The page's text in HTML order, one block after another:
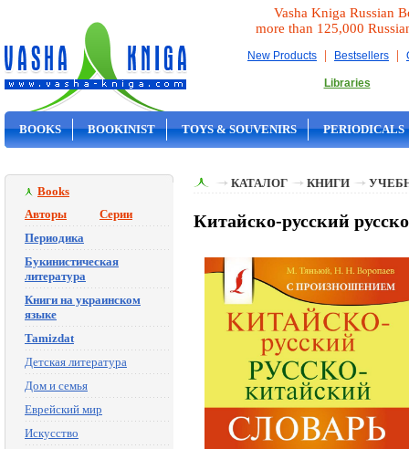
Vasha Kniga Russian
more than 125,000
New Products | Bestsellers |
Libraries
BOOKS BOOKINIST TOYS & SOUVENIRS PERIODICALS
Books
Авторы
Серии
Периодика
Букинистическая
литература
Книги на украинском
языке
Tamizdat
Детская литература
Дом и семья
Еврейский мир
Искусство
КАТАЛОГ КНИГИ
Китайско-русский